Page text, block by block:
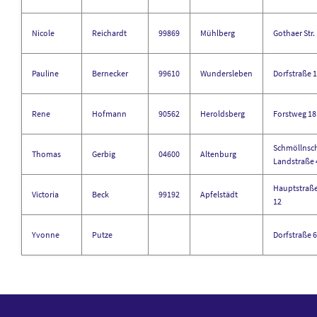
Nicole Reichardt 99869 Mühlberg Gothaer Str.
Pauline Bernecker 99610 Wundersleben Dorfstraße
Rene Hofmann 90562 Heroldsberg Forstweg 18
Thomas Gerbig 04600 Altenburg
Landstraße
Victoria Beck 99192 Apfelstädt
12
Yvonne Putze Dorfstraße